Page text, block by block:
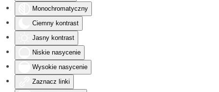
Monochromatyczny
Ciemny kontrast
Jasny kontrast
Niskie nasycenie
Wysokie nasycenie
Zaznacz linki